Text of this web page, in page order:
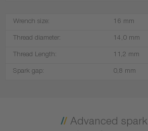
Wrench size: 16 mm
Thread diameter: 14,0 mm
Thread Length: 11,2 mm
Spark gap: 0,8 mm
Advanced spark